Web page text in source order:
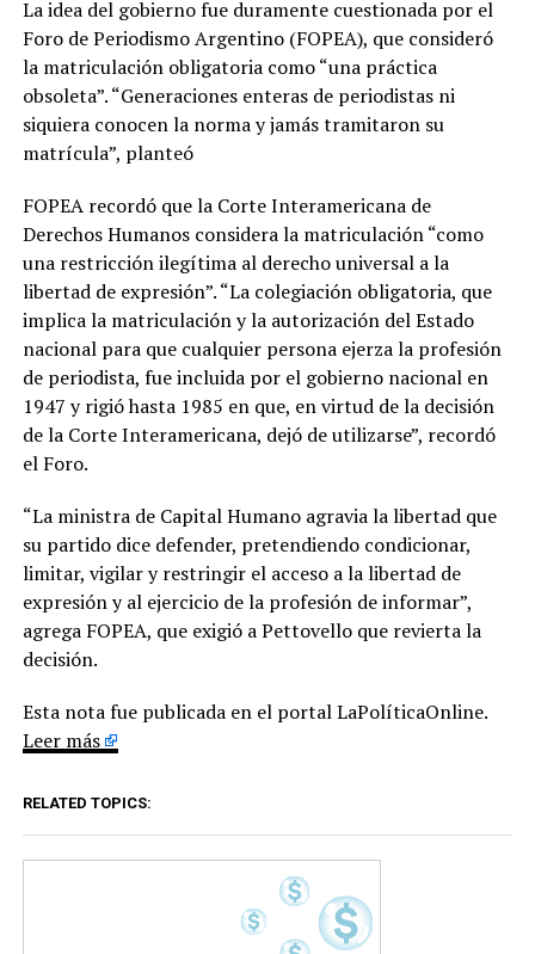
La idea del gobierno fue duramente cuestionada por el
Foro de Periodismo Argentino (FOPEA), que consideró
la matriculación obligatoria como “una práctica
obsoleta”. “Generaciones enteras de periodistas ni
siquiera conocen la norma y jamás tramitaron su
matrícula”, planteó
FOPEA recordó que la Corte Interamericana de
Derechos Humanos considera la matriculación “como
una restricción ilegítima al derecho universal a la
libertad de expresión”. “La colegiación obligatoria, que
implica la matriculación y la autorización del Estado
nacional para que cualquier persona ejerza la profesión
de periodista, fue incluida por el gobierno nacional en
1947 y rigió hasta 1985 en que, en virtud de la decisión
de la Corte Interamericana, dejó de utilizarse”, recordó
el Foro.
“La ministra de Capital Humano agravia la libertad que
su partido dice defender, pretendiendo condicionar,
limitar, vigilar y restringir el acceso a la libertad de
expresión y al ejercicio de la profesión de informar”,
agrega FOPEA, que exigió a Pettovello que revierta la
decisión.
Esta nota fue publicada en el portal LaPolíticaOnline.
Leer más
RELATED TOPICS: